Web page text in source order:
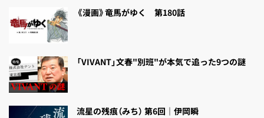
《漫画》竜馬がゆく 第180話
「VIVANT」文春"別班"が本気で追った9つの謎
流星の残痕（みち） 第6回｜伊岡瞬